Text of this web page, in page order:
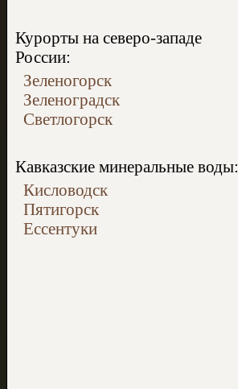
Курорты на северо-западе
России:
Зеленогорск
Зеленоградск
Светлогорск
Кавказские минеральные воды:
Кисловодск
Пятигорск
Ессентуки